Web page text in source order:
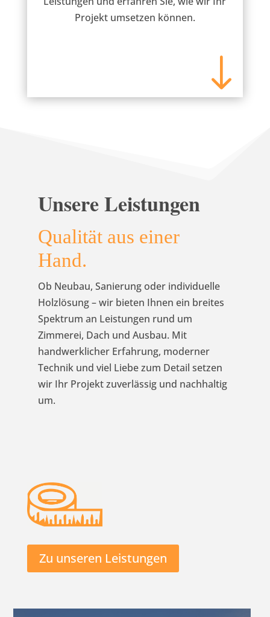
Projekt umsetzen können.
"
Unsere Leistungen
Qualität aus einer
Hand.
Ob Neubau, Sanierung oder individuelle
Holzlösung – wir bieten Ihnen ein breites
Spektrum an Leistungen rund um
Zimmerei, Dach und Ausbau. Mit
handwerklicher Erfahrung, moderner
Technik und viel Liebe zum Detail setzen
wir Ihr Projekt zuverlässig und nachhaltig
um.
Zu unseren Leistungen